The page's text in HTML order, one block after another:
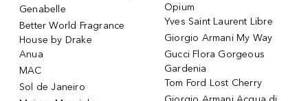
Genabelle
Better World Fragrance
House by Drake
Anua
MAC
Sol de Janeiro
Opium
Yves Saint Laurent Libre
Giorgio Armani My Way
Gucci Flora Gorgeous
Gardenia
Tom Ford Lost Cherry